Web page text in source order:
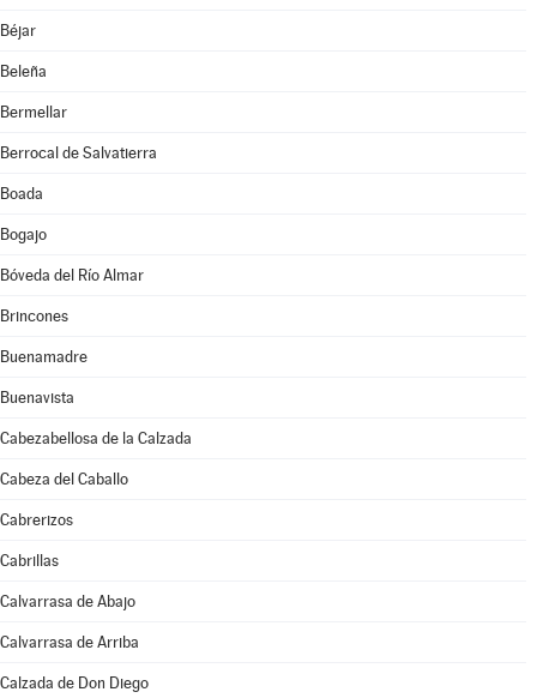
Béjar
Beleña
Bermellar
Berrocal de Salvatierra
Boada
Bogajo
Bóveda del Río Almar
Brincones
Buenamadre
Buenavista
Cabezabellosa de la Calzada
Cabeza del Caballo
Cabrerizos
Cabrillas
Calvarrasa de Abajo
Calvarrasa de Arriba
Calzada de Don Diego